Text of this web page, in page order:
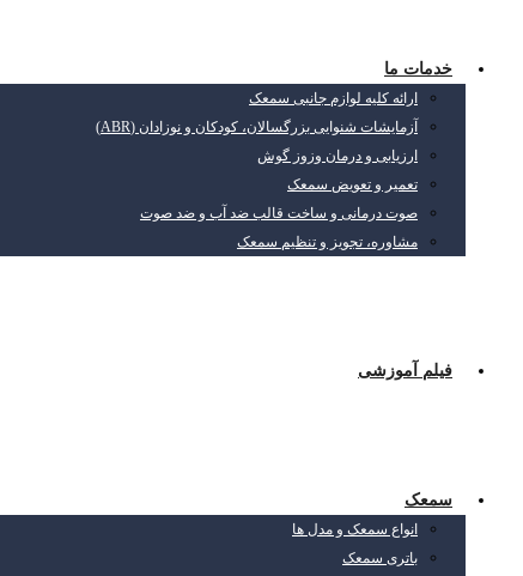
خدمات ما
ارائه کلیه لوازم جانبی سمعک
آزمایشات شنوایی بزرگسالان، کودکان و نوزادان (ABR)
ارزیابی و درمان وزوز گوش
تعمیر و تعویض سمعک
صوت درمانی و ساخت قالب ضد آب و ضد صوت
مشاوره، تجویز و تنظیم سمعک
فیلم آموزشی
سمعک
انواع سمعک و مدل ها
باتری سمعک